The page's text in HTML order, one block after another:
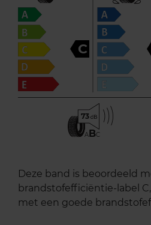
C
73
ABC
Deze band is beoordeeld
brandstofefficiëntie-label
met een goede